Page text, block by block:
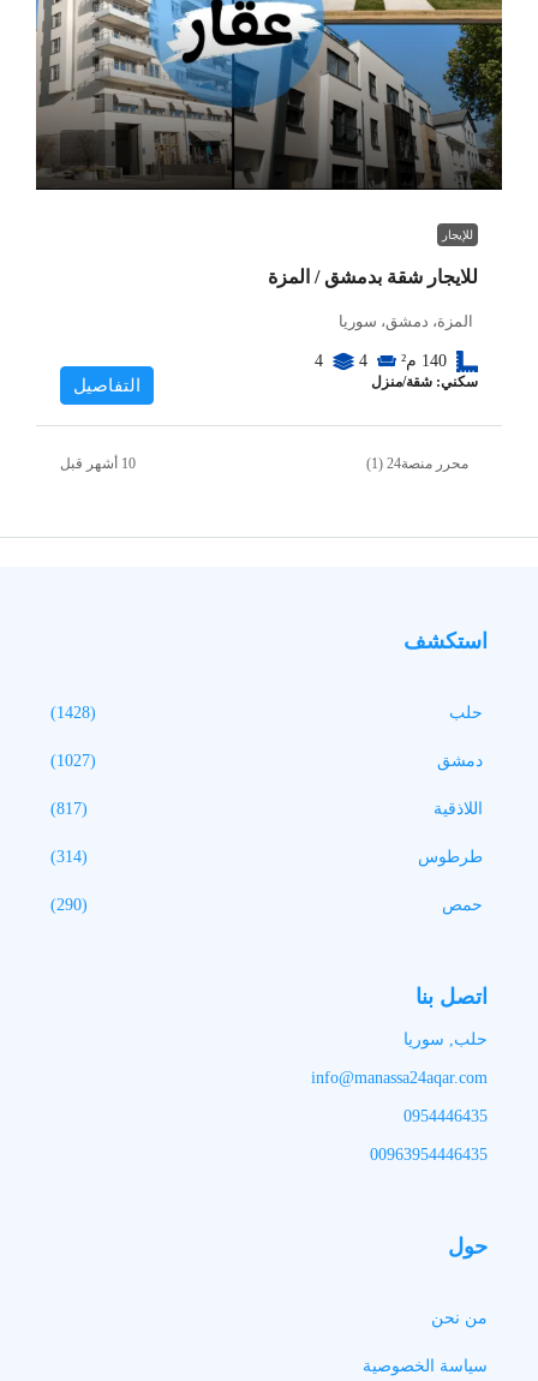
للإيجار
للايجار شقة بدمشق / المزة
المزة، دمشق، سوريا
140 م² 4
4
سكني: شقة/منزل التفاصيل
محرر منصة24 (1)
استكشف
حلب (1428)
دمشق (1027)
اللاذقية (817)
طرطوس (314)
حمص (290)
اتصل بنا
حلب, سوريا
info@manassa24aqar.com
0954446435
00963954446435
حول
من نحن
سياسة الخصوصية